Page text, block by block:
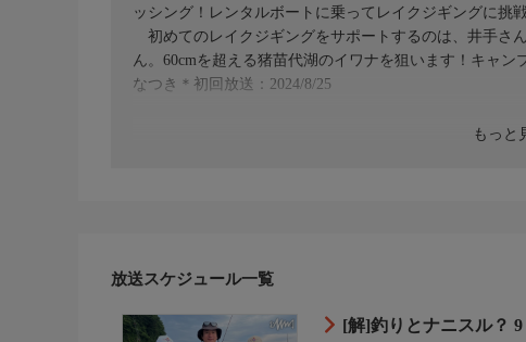
もっと
ッシング！レンタルボートに乗ってレイクジギングに挑
初めてのレイクジギングをサポートするのは、井手さ
ん。60cmを超える猪苗代湖のイワナを狙います！キャ
なつき＊初回放送：2024/8/25
放送スケジュール一覧
[解]釣りとナニスル？